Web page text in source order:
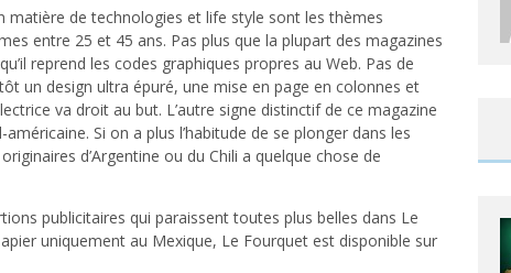
de technologies et life style sont les thèmes
entre 25 et 45 ans. Pas plus que la plupart des magazines
reprend les codes graphiques propres au Web. Pas de
un design ultra épuré, une mise en page en colonnes et
va droit au but. L’autre signe distinctif de ce magazine
Si on a plus l’habitude de se plonger dans les
d’Argentine ou du Chili a quelque chose de
publicitaires qui paraissent toutes plus belles dans Le
uniquement au Mexique, Le Fourquet est disponible sur